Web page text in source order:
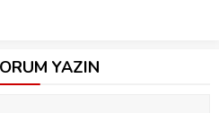
YAZIN